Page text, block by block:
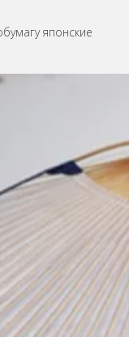
японские